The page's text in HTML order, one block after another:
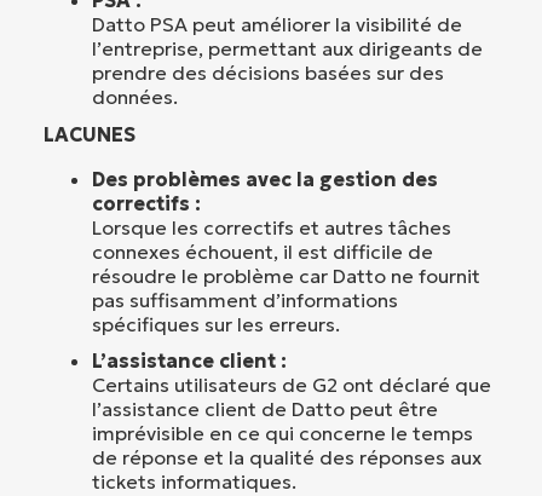
Datto PSA peut améliorer la visibilité de
l’entreprise, permettant aux dirigeants de
prendre des décisions basées sur des
données.
LACUNES
Des problèmes avec la gestion des
correctifs :
Lorsque les correctifs et autres tâches
connexes échouent, il est difficile de
résoudre le problème car Datto ne fournit
pas suffisamment d’informations
spécifiques sur les erreurs.
L’assistance client :
Certains utilisateurs de G2 ont déclaré que
l’assistance client de Datto peut être
imprévisible en ce qui concerne le temps
de réponse et la qualité des réponses aux
tickets informatiques.